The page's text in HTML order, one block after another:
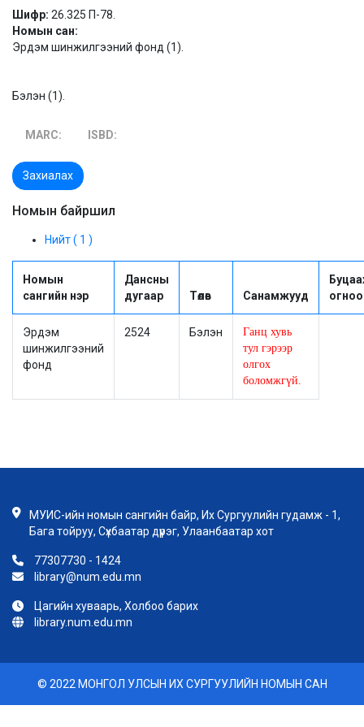
Шифр: 26.325 П-78.
Номын сан:
Эрдэм шинжилгээний фонд (1).
Бэлэн (1).
MARC: ISBD:
Захиалах
Номын байршил
Нийт ( 1 )
Номын
сангийн нэр
Дансны
дугаар
Төлөв Санамжууд
огноо
Эрдэм
шинжилгээний
фонд
2524 Бэлэн
Ганц хувь
тул гэрээр
олгох
боломжгүй.
МУИС-ийн номын сангийн байр, Их Сургуулийн гудамж - 1,
Бага тойруу, Сүхбаатар дүүрэг, Улаанбаатар хот
77307730 - 1424
library@num.edu.mn
Цагийн хуваарь, Холбоо барих
library.num.edu.mn
© 2022 МОНГОЛ УЛСЫН ИХ СУРГУУЛИЙН НОМЫН САН